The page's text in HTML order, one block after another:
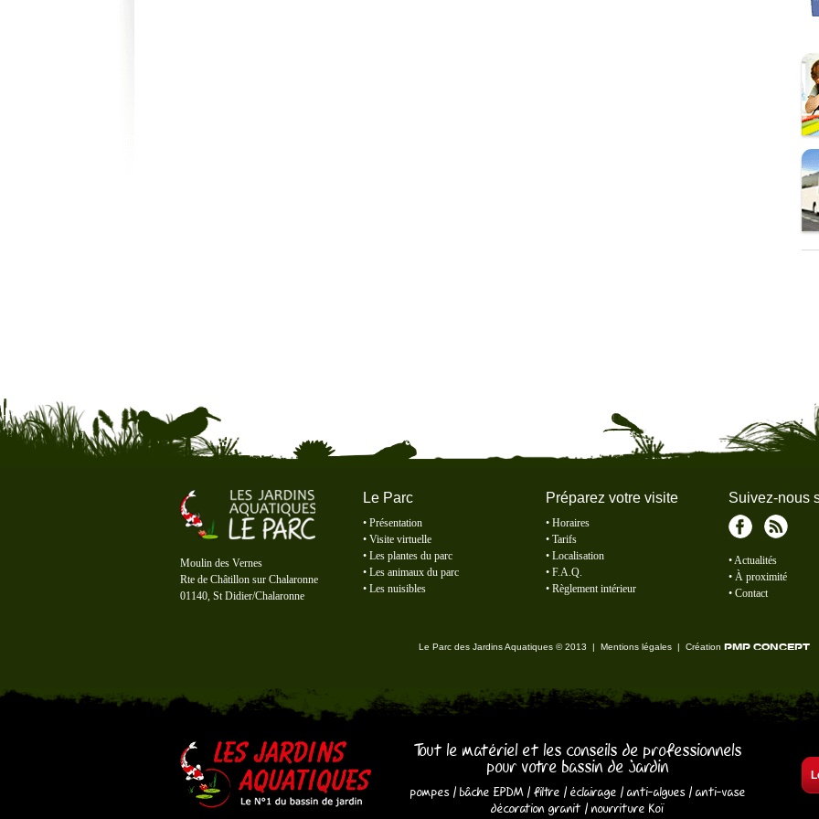
Moulin des Vernes
Rte de Châtillon sur Chalaronne
01140, St Didier/Chalaronne
Le Parc
• Présentation
• Visite virtuelle
• Les plantes du parc
• Les animaux du parc
• Les nuisibles
Préparez votre visite
• Horaires
• Tarifs
• Localisation
• F.A.Q.
• Règlement intérieur
Suivez-nous
•Actualités
• À proximité
• Contact
Le Parc des Jardins Aquatiques © 2013 | Mentions légales | Création PMP CONCEPT
Tout le matériel et les conseils de professionnels
pour votre bassin de jardin
pompes/ bâche EPDM / filtre / éclairage / anti-algues/ anti-vase
décoration granit / nourriture Koï